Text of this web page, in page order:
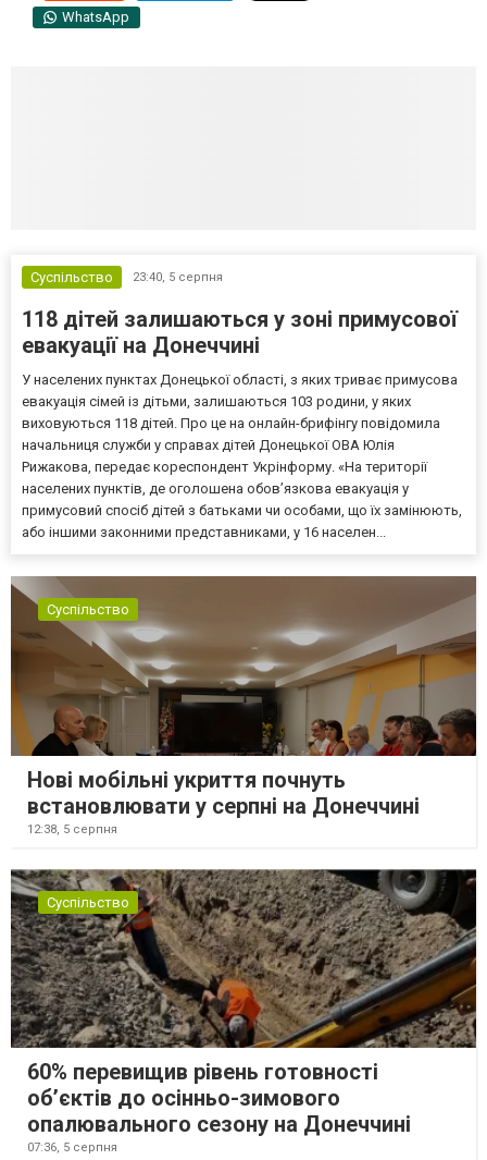
WhatsApp
Суспільство 23:40, 5 серпня
118 дітей залишаються у зоні примусової
евакуації на Донеччині
У населених пунктах Донецької області, з яких триває примусова
евакуація сімей із дітьми, залишаються 103 родини, у яких
виховуються 118 дітей. Про це на онлайн-брифінгу повідомила
начальниця служби у справах дітей Донецької ОВА Юлія
Рижакова, передає кореспондент Укрінформу. «На території
населених пунктів, де оголошена обов’язкова евакуація у
примусовий спосіб дітей з батьками чи особами, що їх замінюють,
або іншими законними представниками, у 16 населен...
Суспільство
Нові мобільні укриття почнуть
встановлювати у серпні на Донеччині
12:38, 5 серпня
Суспільство
60% перевищив рівень готовності
об’єктів до осінньо-зимового
опалювального сезону на Донеччині
07:36, 5 серпня